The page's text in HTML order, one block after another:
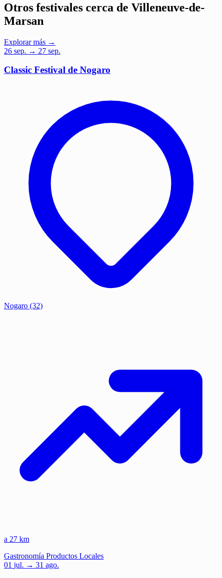
Otros festivales cerca de Villeneuve-de-
Marsan
Explorar más →
26 sep. → 27 sep.
Classic Festival de Nogaro
Nogaro (32)
a 27 km
Gastronomía Productos Locales
01 jul. → 31 ago.